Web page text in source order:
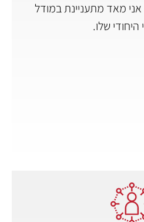
אני מאד מתעניינת במודל
היחודי שלו.